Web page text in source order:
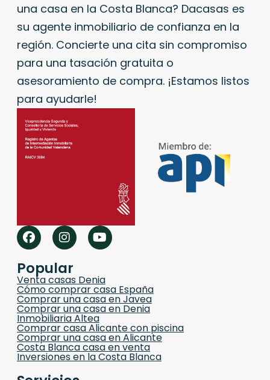
una casa en la Costa Blanca? Dacasas es
su agente inmobiliario de confianza en la
región. Concierte una cita sin compromiso
para una tasación gratuita o
asesoramiento de compra. ¡Estamos listos
para ayudarle!
Popular
Venta casas Denia
Cómo comprar casa España
Comprar una casa en Javea
Comprar una casa en Denia
Inmobiliaria Altea
Comprar casa Alicante con piscina
Comprar una casa en Alicante
Costa Blanca casa en venta
Inversiones en la Costa Blanca